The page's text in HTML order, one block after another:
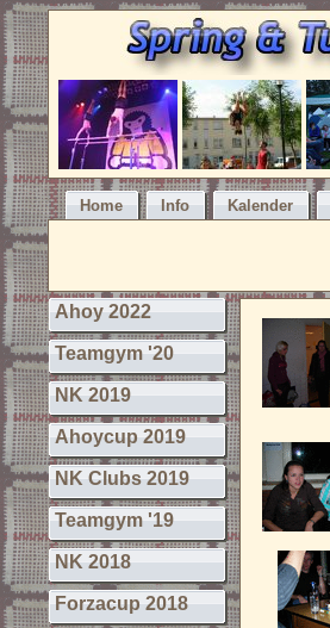
Home Info Kalender
Ahoy 2022
Teamgym '20
NK 2019
Ahoycup 2019
NK Clubs 2019
Teamgym '19
NK 2018
Forzacup 2018